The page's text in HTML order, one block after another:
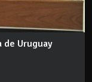
de Uruguay